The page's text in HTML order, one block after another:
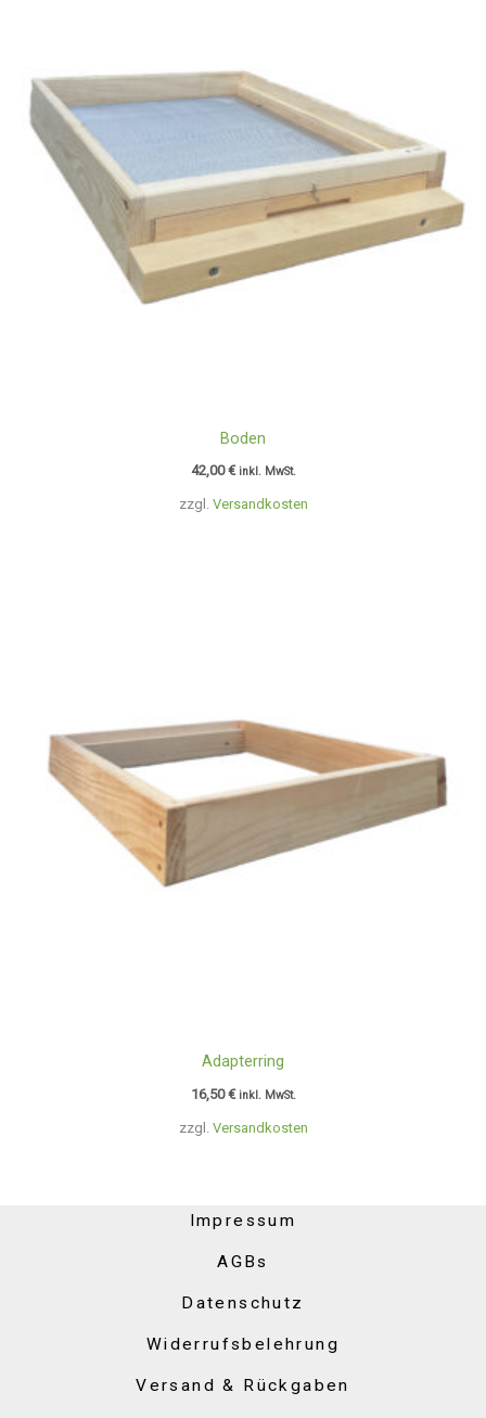
zzgl. Versandkosten
Boden
42,00€ inkl. MwSt.
zzgl. Versandkosten
Adapterring
16,50€ inkl. MwSt.
Impressum
AGBs
Datenschutz
Widerrufsbelehrung
Versand & Rückgaben